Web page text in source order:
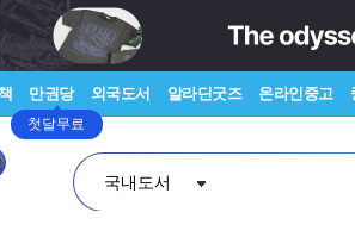
만권당
첫달무료
외국도서 알라딘굿즈 온라인중고
국내도서